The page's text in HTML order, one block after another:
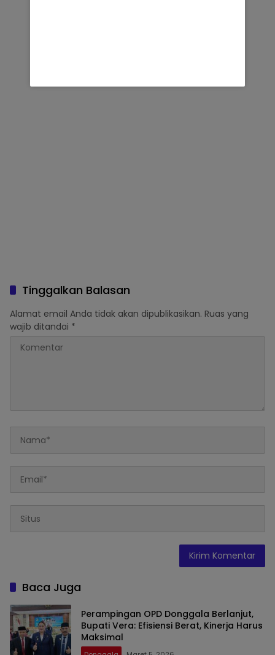
Tinggalkan Balasan
Alamat email Anda tidak akan dipublikasikan. Ruas yang
wajib ditandai *
Baca Juga
Perampingan OPD Donggala Berlanjut,
Bupati Vera: Efisiensi Berat, Kinerja Harus
Maksimal